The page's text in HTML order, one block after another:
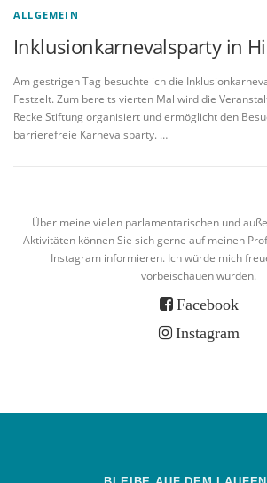
ALLGEMEIN
Inklusionkarnevalsparty in
Am gestrigen Tag besuchte ich die
Festzelt. Zum bereits vierten Mal wird die
Recke Stiftung organisiert und ermöglicht den
barrierefreie Karnevalsparty. …
Über meine vielen parlamentarischen und
Aktivitäten können Sie sich gerne auf meinen
Instagram informieren. Ich würde mich
vorbeischauen würden.
Facebook
Instagram